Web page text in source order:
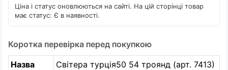
Ціна і статус оновлюються на сайті. На цій сторінці товар
має статус: Є в наявності.
Коротка перевірка перед покупкою
Назва
Світера турція50 54 троянд (арт. 7413)